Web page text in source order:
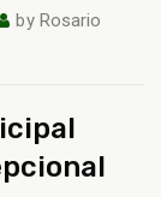
by Rosario